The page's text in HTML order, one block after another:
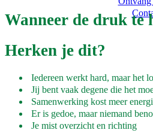
Wanneer de druk te
Herken je dit?
Iedereen werkt hard, maar het
Jij bent vaak degene die het
Samenwerking kost meer
Er is gedoe, maar niemand
Je mist overzicht en richting